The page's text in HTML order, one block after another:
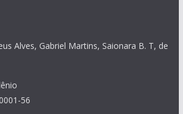
Alves, Gabriel Martins, Saionara B. T, de
56